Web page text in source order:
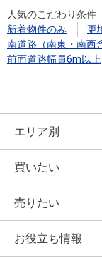
人気のこだわり条件
新着物件のみ
更
南道路（南東・南西
前面道路幅員6m以上
エリア別
買いたい
売りたい
お役立ち情報